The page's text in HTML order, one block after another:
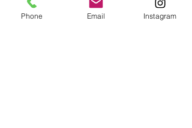
Phone Email Instagram